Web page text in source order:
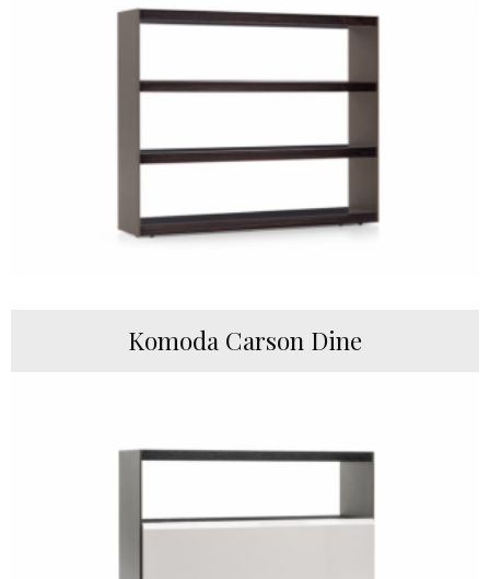
Komoda Carson Dine